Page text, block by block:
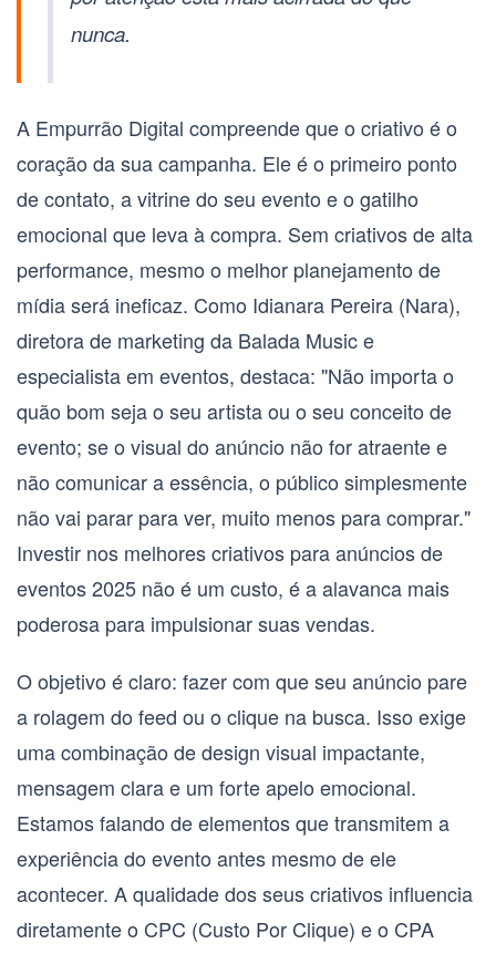
nunca.
A Empurrão Digital compreende que o criativo é o
coração da sua campanha. Ele é o primeiro ponto
de contato, a vitrine do seu evento e o gatilho
emocional que leva à compra. Sem criativos de alta
performance, mesmo o melhor planejamento de
mídia será ineficaz. Como Idianara Pereira (Nara),
diretora de marketing da Balada Music e
especialista em eventos, destaca: "Não importa o
quão bom seja o seu artista ou o seu conceito de
evento; se o visual do anúncio não for atraente e
não comunicar a essência, o público simplesmente
não vai parar para ver, muito menos para comprar."
Investir nos melhores criativos para anúncios de
eventos 2025 não é um custo, é a alavanca mais
poderosa para impulsionar suas vendas.
O objetivo é claro: fazer com que seu anúncio pare
a rolagem do feed ou o clique na busca. Isso exige
uma combinação de design visual impactante,
mensagem clara e um forte apelo emocional.
Estamos falando de elementos que transmitem a
experiência do evento antes mesmo de ele
acontecer. A qualidade dos seus criativos influencia
diretamente o CPC (Custo Por Clique) e o CPA